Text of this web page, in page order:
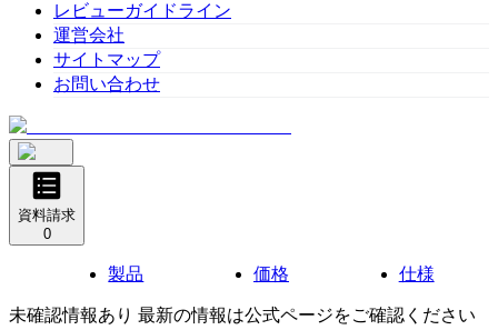
レビューガイドライン
運営会社
サイトマップ
お問い合わせ
資料請求
0
製品 価格 仕様
未確認情報あり 最新の情報は公式ページをご確認ください